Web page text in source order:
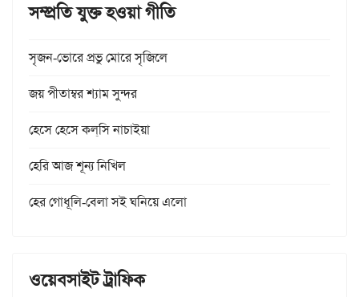
সম্প্রতি যুক্ত হওয়া গীতি
সৃজন-ভোরে প্রভু মোরে সৃজিলে
জয় পীতাম্বর শ্যাম সুন্দর
হেসে হেসে কল্‌সি নাচাইয়া
হেরি আজ শূন্য নিখিল
হের গোধূলি-বেলা সই ঘনিয়ে এলো
ওয়েবসাইট ট্রাফিক